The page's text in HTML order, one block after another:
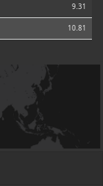
9.31
10.81